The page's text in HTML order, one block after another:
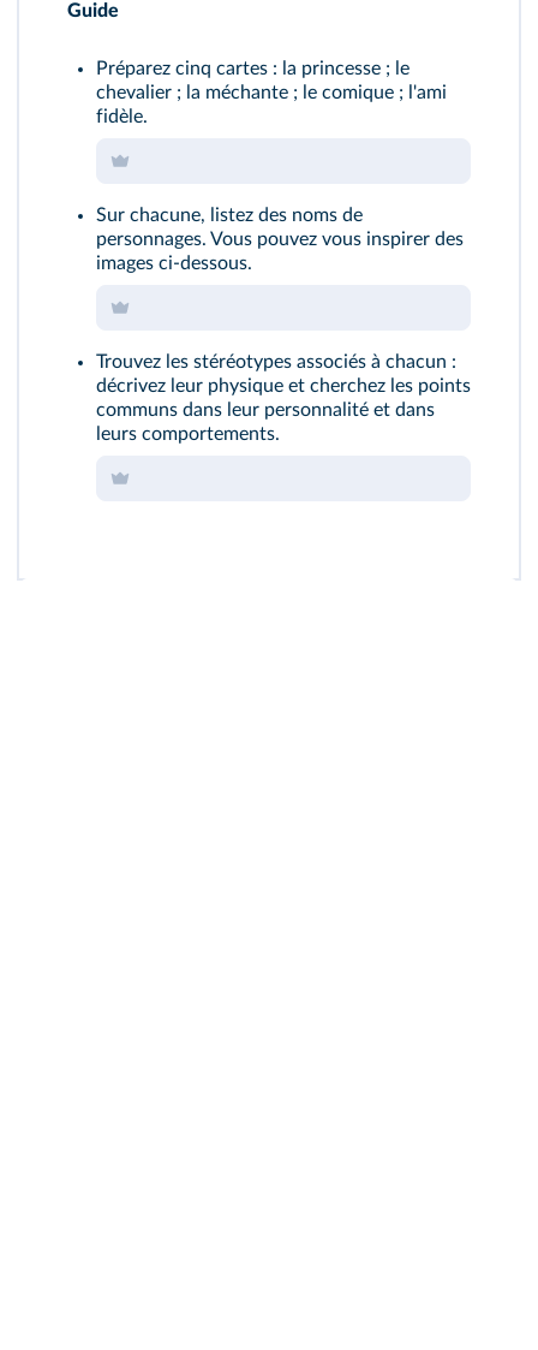
Guide
Préparez cinq cartes : la princesse ; le
chevalier ; la méchante ; le comique ; l'ami
fidèle.
Sur chacune, listez des noms de
personnages. Vous pouvez vous inspirer des
images ci-dessous.
Trouvez les stéréotypes associés à chacun :
décrivez leur physique et cherchez les points
communs dans leur personnalité et dans
leurs comportements.